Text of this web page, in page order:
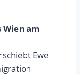
Wien am
Ewe